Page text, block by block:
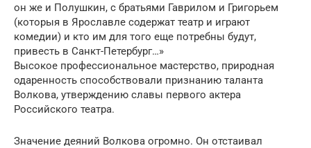
он же и Полушкин, c братьями Гаврилом и Григорьем
(которыя в Ярославле содержат театр и играют
комедии) и кто им для того еще потребны будут,
привесть в Санкт-Петербург…»
Высокое профессиональное мастерство, природная
одаренность способствовали признанию таланта
Волкова, утверждению славы первого актера
Российского театра.
Значение деяний Волкова огромно. Он отстаивал